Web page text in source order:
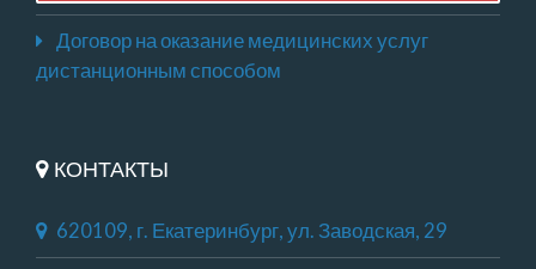
Договор на оказание медицинских услуг
дистанционным способом
КОНТАКТЫ
620109, г. Екатеринбург, ул. Заводская, 29